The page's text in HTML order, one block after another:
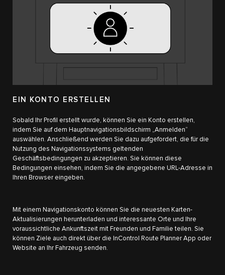
EIN KONTO ERSTELLEN
Sobald Ihr Profil erstellt wurde, können Sie ein Konto erstellen,
indem Sie auf dem Hauptnavigationsbildschirm „Anmelden“
auswählen. Anschließend werden Sie dazu aufgefordert, die für die
Nutzung des Navigationssystems geltenden
Geschäftsbedingungen zu akzeptieren. Sie können diese
Bedingungen einsehen, indem Sie die angegebene URL-Adresse in
Ihren Browser eingeben.
Mit einem Navigationskonto können Sie die neuesten Karten-
Aktualisierungen herunterladen und interessante Orte und Ihre
voraussichtliche Ankunftszeit mit Freunden und Familie teilen. Sie
können Ziele auch direkt über die InControl Route Planner App oder
Website an Ihr Fahrzeug senden.